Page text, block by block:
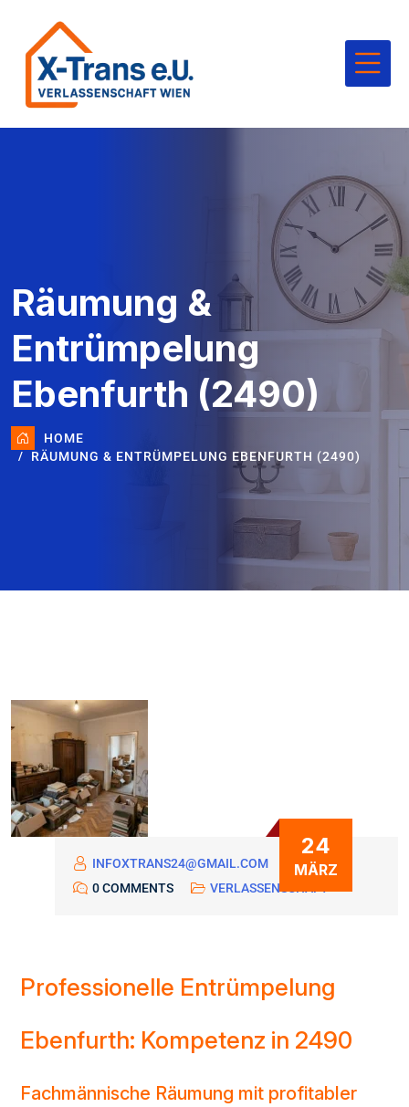
Räumung &
Entrümpelung
Ebenfurth (2490)
HOME
RÄUMUNG & ENTRÜMPELUNG EBENFURTH (2490)
24
MÄRZ
INFOXTRANS24@GMAIL.COM
0 COMMENTS
VERLASSENSCHAFT
Professionelle Entrümpelung
Ebenfurth: Kompetenz in 2490
Fachmännische Räumung mit profitabler